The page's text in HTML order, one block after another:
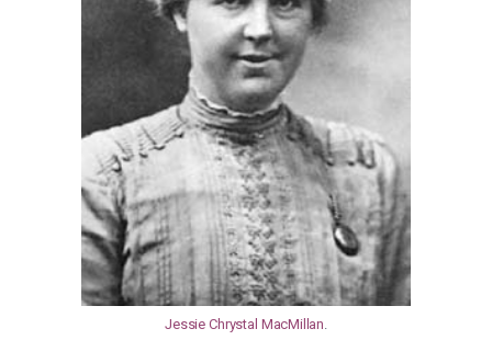
Jessie Chrystal MacMillan